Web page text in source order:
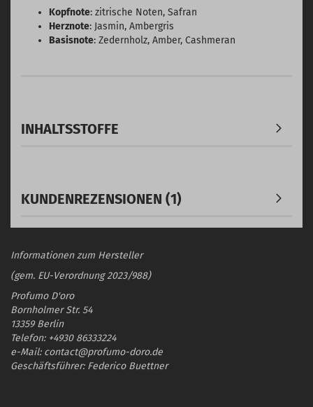
Kopfnote: zitrische Noten, Safran
Herznote: Jasmin, Ambergris
Basisnote: Zedernholz, Amber, Cashmeran
INHALTSSTOFFE
KUNDENREZENSIONEN (1)
Informationen zum Hersteller
(gem. EU-Verordnung 2023/988)
Profumo D'oro
Bornholmer Str. 54
13359 Berlin
Telefon: +4930 86333224
e-Mail: contact@profumo-doro.de
Geschäftsführer: Federico Buettner